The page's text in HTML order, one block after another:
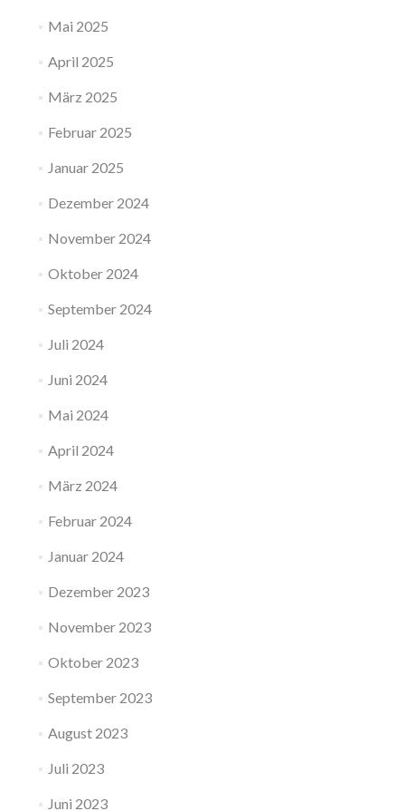
Mai 2025
April 2025
März 2025
Februar 2025
Januar 2025
Dezember 2024
November 2024
Oktober 2024
September 2024
Juli 2024
Juni 2024
Mai 2024
April 2024
März 2024
Februar 2024
Januar 2024
Dezember 2023
November 2023
Oktober 2023
September 2023
August 2023
Juli 2023
Juni 2023